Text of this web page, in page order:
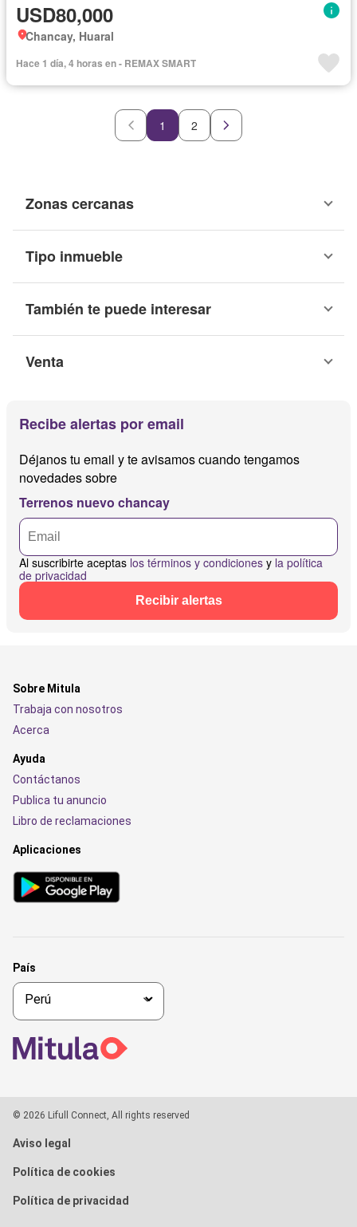
USD80,000
Chancay, Huaral
Hace 1 día, 4 horas en - REMAX SMART
1 2
Zonas cercanas
Tipo inmueble
También te puede interesar
Venta
Recibe alertas por email
Déjanos tu email y te avisamos cuando tengamos
novedades sobre
Terrenos nuevo chancay
Al suscribirte aceptas los términos y condiciones y la política
de privacidad
Recibir alertas
Sobre Mitula
Trabaja con nosotros
Acerca
Ayuda
Contáctanos
Publica tu anuncio
Libro de reclamaciones
Aplicaciones
País
© 2026 Lifull Connect, All rights reserved
Aviso legal
Política de cookies
Política de privacidad